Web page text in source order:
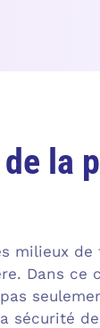
la
milieux
Dans ce
pas
sécurité